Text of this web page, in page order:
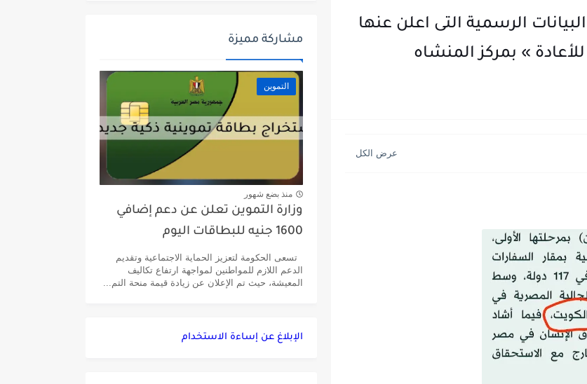
الرسمية التى اعلن عنها
» بمركز المنشاه
مشاركة مميزة
التموين
منذ بضع شهور
وزارة التموين تعلن عن دعم إضافي
1600 جنيه للبطاقات اليوم
تسعى الحكومة لتعزيز الحماية الاجتماعية وتقديم
الدعم اللازم للمواطنين لمواجهة ارتفاع تكاليف
المعيشة، حيث تم الإعلان عن زيادة قيمة منحة التم...
الإبلاغ عن إساءة الاستخدام